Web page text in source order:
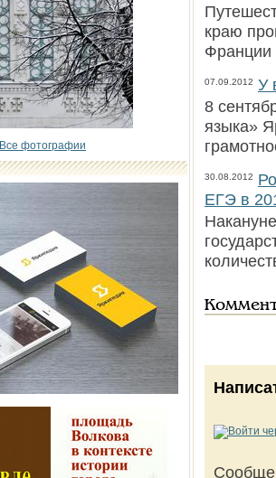
Все фотографии
краю
Франции
07.09.2012 У
8
языка»
30.08.2012
ЕГЭ в